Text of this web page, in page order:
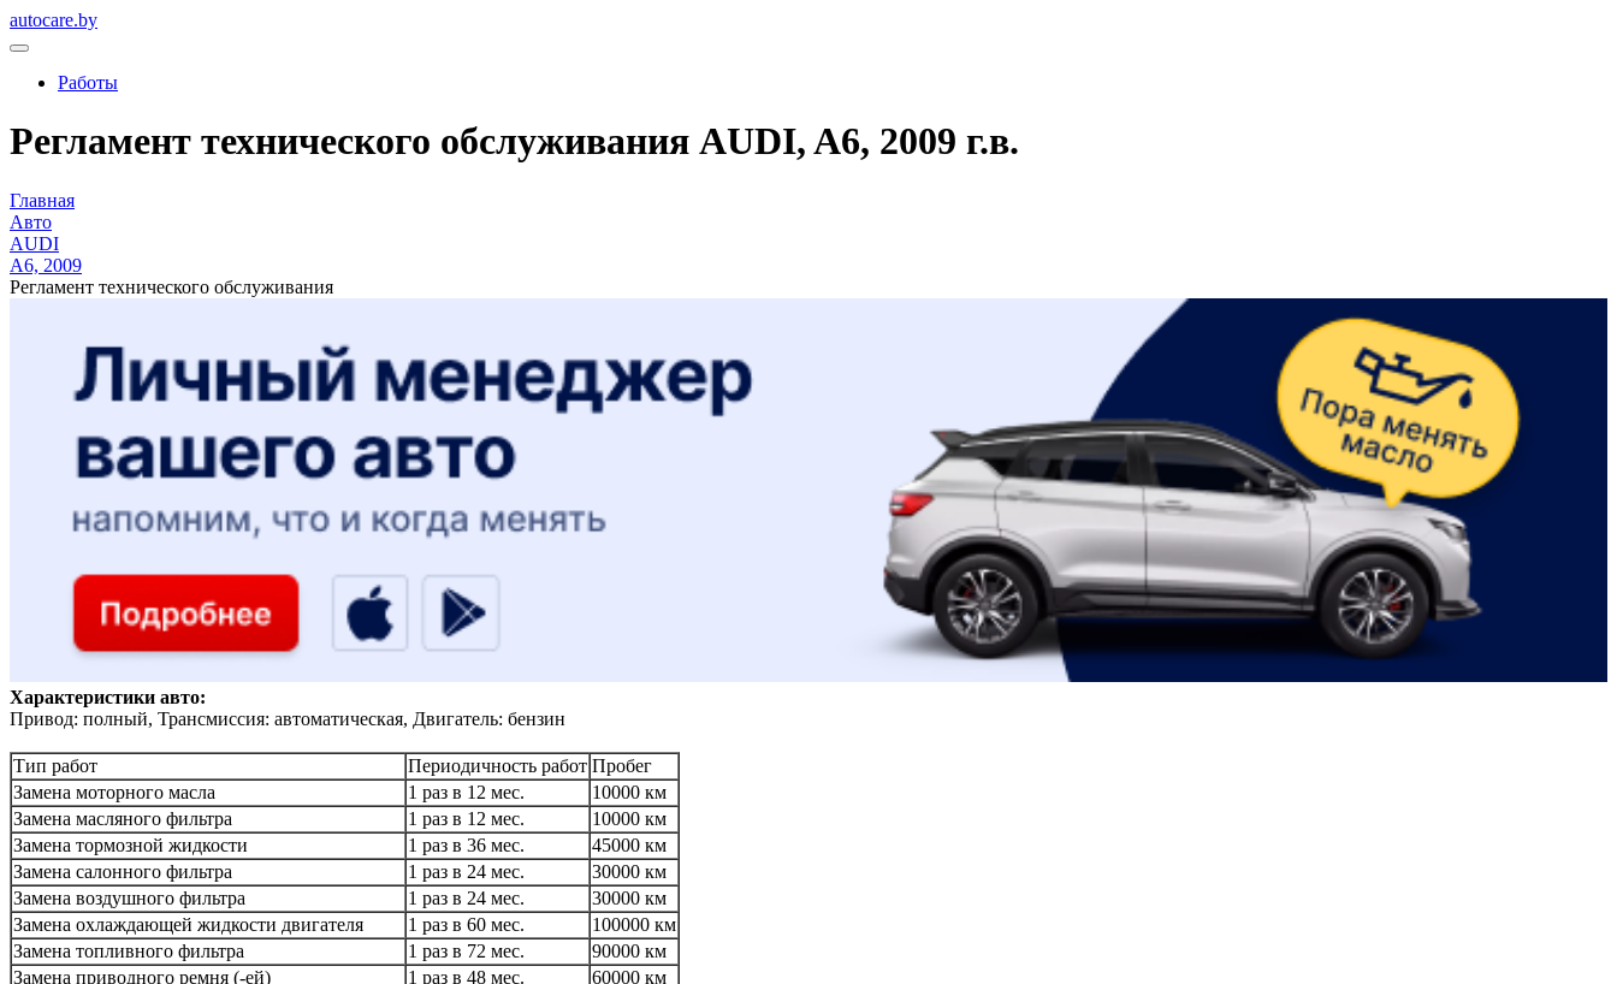
autocare.by
Работы
Регламент технического обслуживания AUDI, A6, 2009 г.в.
Главная
Авто
AUDI
A6, 2009
Регламент технического обслуживания
Характеристики авто:
Привод: полный, Трансмиссия: автоматическая, Двигатель: бензин
Тип работ Периодичность работ Пробег
Замена моторного масла
1 раз в 12 мес.
10000 км
Замена масляного фильтра
1 раз в 12 мес.
10000 км
Замена тормозной жидкости
1 раз в 36 мес.
45000 км
Замена салонного фильтра
1 раз в 24 мес.
30000 км
Замена воздушного фильтра
1 раз в 24 мес.
30000 км
Замена охлаждающей жидкости двигателя
1 раз в 60 мес.
100000 км
Замена топливного фильтра
1 раз в 72 мес.
90000 км
Замена приводного ремня (-ей)
1 раз в 48 мес.
60000 км